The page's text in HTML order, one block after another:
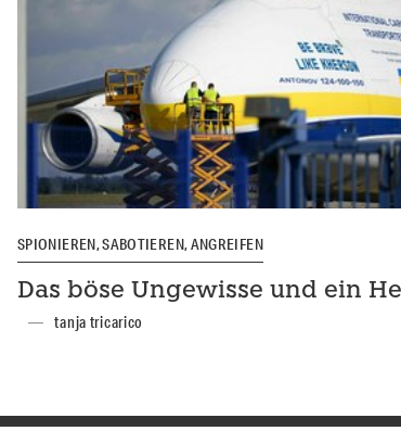
SPIONIEREN, SABOTIEREN, ANGREIFEN
Das böse Ungewisse und ein
tanja tricarico